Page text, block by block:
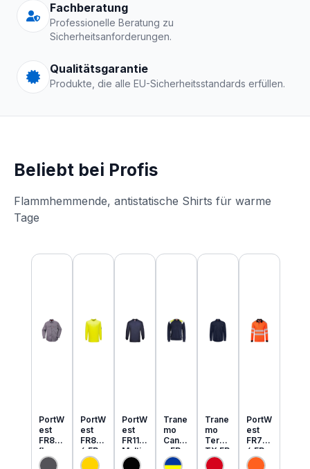
Fachberatung
Professionelle Beratung zu
Sicherheitsanforderungen.
Qualitätsgarantie
Produkte, die alle EU-Sicherheitsstandards erfüllen.
Beliebt bei Profis
Flammhemmende, antistatische Shirts für warme
Tage
Produktgalerie überspringen
PortW
est
FR89
flamm
hemm
PortW
est
FR80
6 FR
MultiN
PortW
est
FR11
Multi
Norm
Trane
mo
Cante
x FR
MultiN
Trane
mo
Tera
TX FR
leicht
PortW
est
FR73
4 FR
MultiN